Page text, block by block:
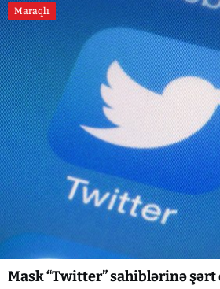
Maraqlı
Mask “Twitter” sahiblərinə şərt